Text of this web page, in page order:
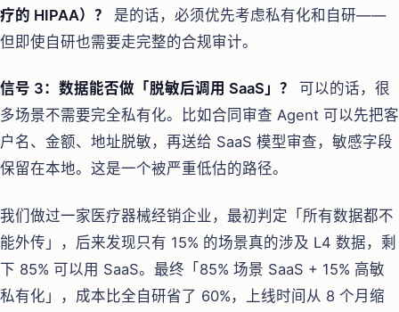
疗的 HIPAA）？
是的话，必须优先考虑私有化和自研——
但即使自研也需要走完整的合规审计。
信号 3：数据能否做「脱敏后调用 SaaS」？
可以的话，很
多场景不需要完全私有化。比如合同审查 Agent 可以先把客
户名、金额、地址脱敏，再送给 SaaS 模型审查，敏感字段
保留在本地。这是一个被严重低估的路径。
我们做过一家医疗器械经销企业，最初判定「所有数据都不
能外传」，后来发现只有 15% 的场景真的涉及 L4 数据，剩
下 85% 可以用 SaaS。最终「85% 场景 SaaS + 15% 高敏
私有化」，成本比全自研省了 60%，上线时间从 8 个月缩